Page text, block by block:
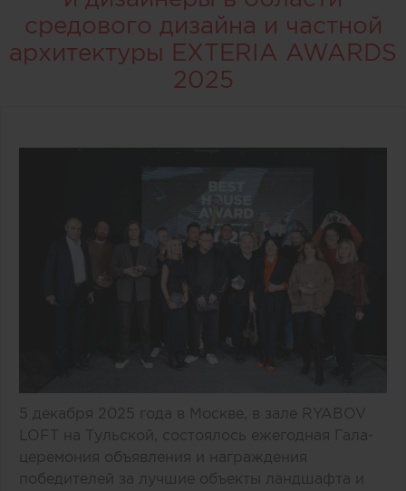
средового дизайна и частной
архитектуры EXTERIA AWARDS
2025
5 декабря 2025 года в Москве, в зале RYABOV
LOFT на Тульской, состоялось ежегодная Гала-
церемония объявления и награждения
победителей за лучшие объекты ландшафта и